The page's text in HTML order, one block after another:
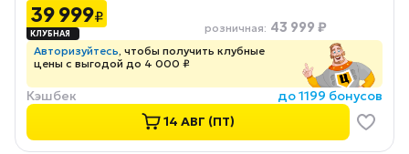
39 999₽
розничная: 43 999 ₽
Авторизуйтесь, чтобы получить клубные
цены с выгодой до 4 000 ₽
Кэшбек
до 1199 бонусов
14 АВГ (ПТ)